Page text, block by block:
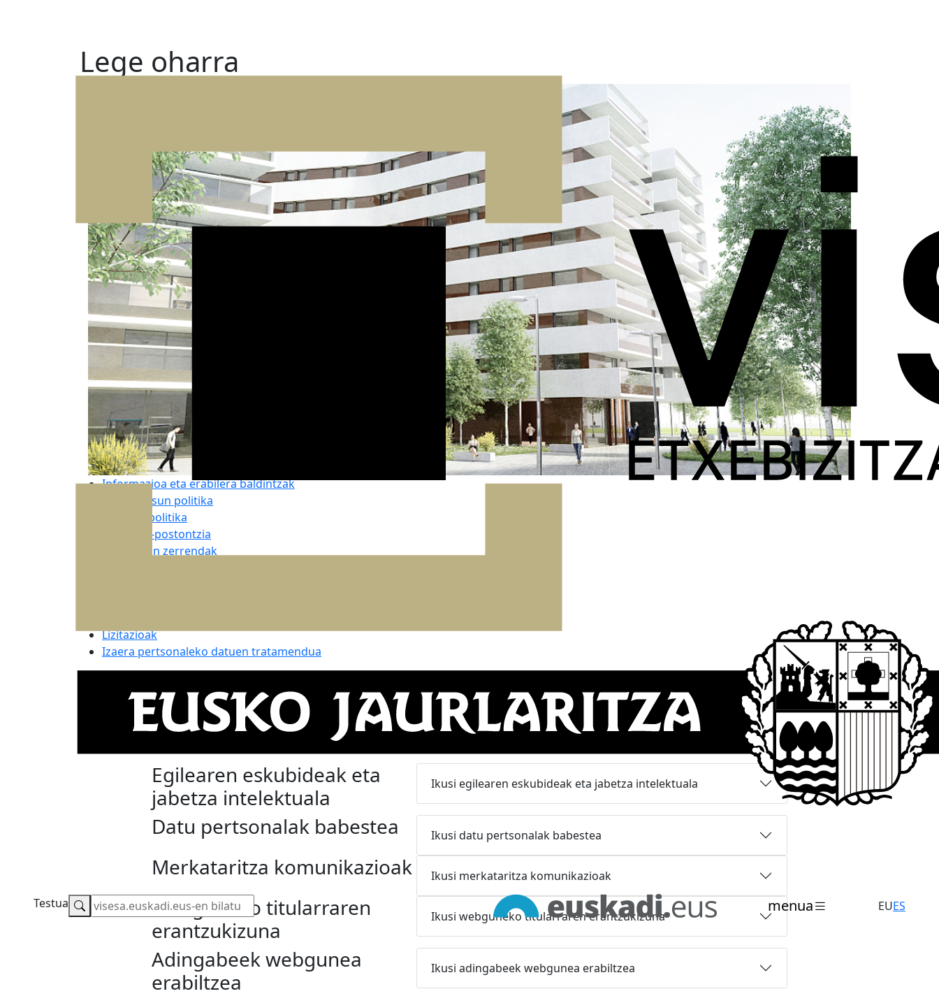
Testua menua EUES
Lege oharra
Informazioa eta erabilera baldintzak
Pribatutasun politika
Cookien politika
Kontaktu-postontzia
Esleipedun zerrendak
Lizitazioak
Izaera pertsonaleko datuen tratamendua
Ikusi legezko informazioa
Webgunea erabiltzeko
Ikusi webgunea erabiltzeko baldintzak
Egilearen eskubideak eta
jabetza intelektuala
Ikusi egilearen eskubideak eta jabetza intelektuala
Datu pertsonalak babestea Ikusi datu pertsonalak babestea
Merkataritza komunikazioak Ikusi merkataritza komunikazioak
Webguneko titularraren
erantzukizuna
Ikusi webguneko titularraren erantzukizuna
Adingabeek webgunea
erabiltzea
Ikusi adingabeek webgunea erabiltzea